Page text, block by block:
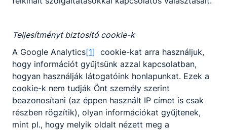
Teljesítményt biztosító cookie-k
A Google Analytics[1] cookie-kat arra használjuk,
hogy információt gyűjtsünk azzal kapcsolatban,
hogyan használják látogatóink honlapunkat. Ezek a
cookie-k nem tudják Önt személy szerint
beazonosítani (az éppen használt IP címet is csak
részben rögzítik), olyan információkat gyűjtenek,
mint pl., hogy melyik oldalt nézett meg a